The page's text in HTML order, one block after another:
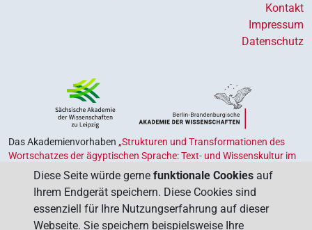
Kontakt
Impressum
Datenschutz
Das Akademienvorhaben „Strukturen und Transformationen des
Wortschatzes der ägyptischen Sprache: Text- und Wissenskultur im
Alten Ägypten‟
ist Teil des von Bund und Ländern geförderten
, das der Erhaltung, Sicherung und
Vergegenwärtigung unseres kulturellen Erbes dient. Koordiniert wird
das Programm von derUnion der Deutschen Akademien der
Wissenschaften.
Diese Seite würde gerne funktionale Cookies auf
Ihrem Endgerät speichern. Diese Cookies sind
essenziell für Ihre Nutzungserfahrung auf dieser
Webseite. Sie speichern beispielsweise Ihre